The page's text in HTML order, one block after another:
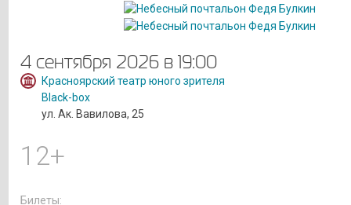
4 сентября 2026 в 19:00
Красноярский театр юного зрителя
Black-box
ул. Ак. Вавилова, 25
12+
Билеты: